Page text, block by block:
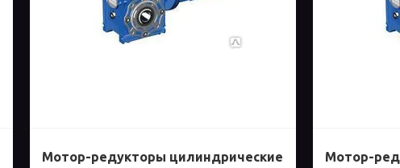
Мотор-редукторы цилиндрические
Мотор-